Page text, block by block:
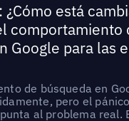
¿Cómo está
comportamiento
Google para las
de búsqueda en
pero el
al problema real.